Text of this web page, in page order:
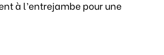
à l’entrejambe pour une